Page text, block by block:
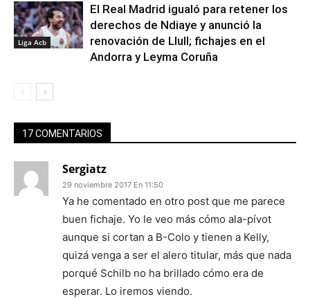
Liga Acb
El Real Madrid igualó para retener los
derechos de Ndiaye y anunció la
renovación de Llull; fichajes en el
Andorra y Leyma Coruña
17 COMENTARIOS
Sergiatz
29 noviembre 2017 En 11:50
Ya he comentado en otro post que me parece
buen fichaje. Yo le veo más cómo ala-pívot
aunque si cortan a B-Colo y tienen a Kelly,
quizá venga a ser el alero titular, más que nada
porqué Schilb no ha brillado cómo era de
esperar. Lo iremos viendo.